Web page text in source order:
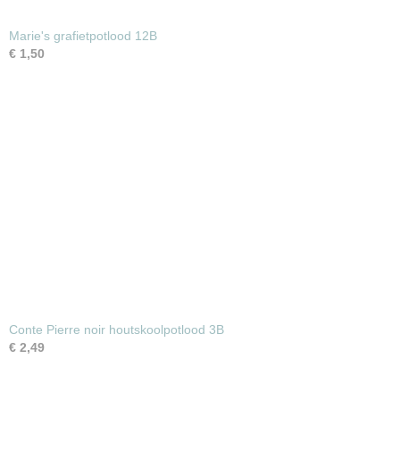
Marie's grafietpotlood 12B
€ 1,50
Conte Pierre noir houtskoolpotlood 3B
€ 2,49